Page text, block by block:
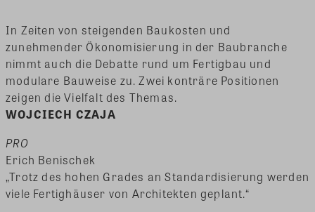
In Zeiten von steigenden Baukosten und
zunehmender Ökonomisierung in der Baubranche
nimmt auch die Debatte rund um Fertigbau und
modulare Bauweise zu. Zwei konträre Positionen
zeigen die Vielfalt des Themas.
WOJCIECH CZAJA
PRO
Erich Benischek
„Trotz des hohen Grades an Standardisierung werden
viele Fertighäuser von Architekten geplant.“